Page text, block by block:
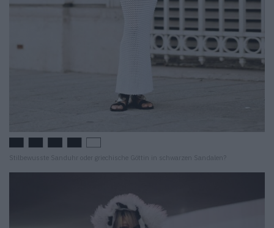
Stilbewusste Sanduhr oder griechische Göttin in schwarzen Sandalen?